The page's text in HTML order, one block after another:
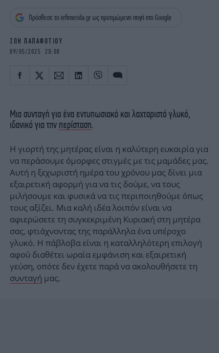
OSCARS
THE OCEAN
Πρόσθεσε το iefimerida.gr ως προτιμώμενη πηγή στη Google
ΖΩΗ ΠΑΠΑΦΩΤΙΟΥ
09/05/2025 20:00
Μια συνταγή για ένα εντυπωσιακό και λαχταριστό γλυκό,
ιδανικό για την περίσταση.
H γιορτή της μητέρας είναι η καλύτερη ευκαιρία για
να περάσουμε όμορφες στιγμές με τις μαμάδες μας.
Αυτή η ξεχωριστή ημέρα του χρόνου μας δίνει μια
εξαιρετική αφορμή για να τις δούμε, να τους
μιλήσουμε και φυσικά να τις περιποιηθούμε όπως
τους αξίζει. Μια καλή ιδέα λοιπόν είναι να
αφιερώσετε τη συγκεκριμένη Κυριακή στη μητέρα
σας, φτιάχνοντας της παράλληλα ένα υπέροχο
γλυκό. Η πάβλοβα είναι η καταλληλότερη επιλογή
αφού διαθέτει ωραία εμφάνιση και εξαιρετική
γεύση, οπότε δεν έχετε παρά να ακολουθήσετε τη
συνταγή μας.